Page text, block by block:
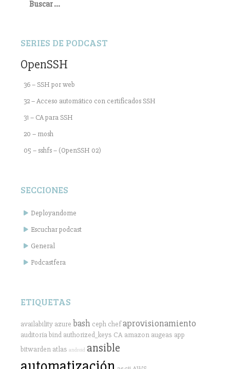
SERIES DE PODCAST
OpenSSH
36 – SSH por web
32 – Acceso automático con certificados SSH
31 – CA para SSH
20 – mosh
05 – sshfs – (OpenSSH 02)
SECCIONES
Deployandome
Escuchar podcast
General
Podcastfera
ETIQUETAS
availability azure bash ceph chefaprovisionamiento
auditoríabind authorized_keys CA amazon augeas app
bitwarden atlas android ansible